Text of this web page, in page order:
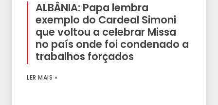
ALBÂNIA: Papa lembra
exemplo do Cardeal Simoni
que voltou a celebrar Missa
no país onde foi condenado a
trabalhos forçados
LER MAIS »